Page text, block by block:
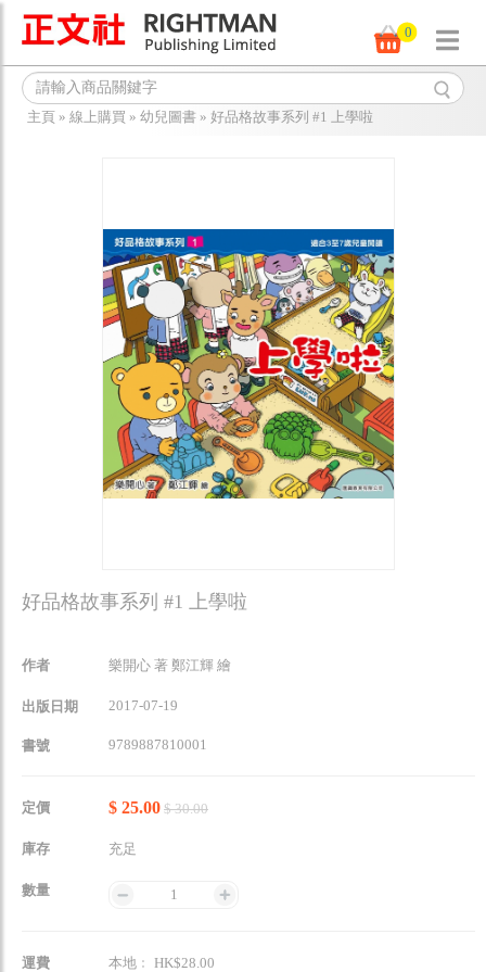
0
主頁 » 線上購買 » 幼兒圖書 » 好品格故事系列 #1 上學啦
好品格故事系列 #1 上學啦
作者 樂開心 著 鄭江輝 繪
出版日期 2017-07-19
書號 9789887810001
定價 $ 25.00 $ 30.00
庫存 充足
數量 1
運費
本地﹕ HK$28.00